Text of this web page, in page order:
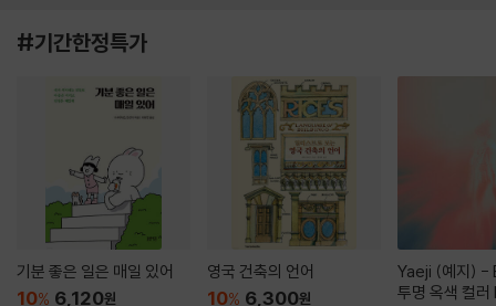
#기간한정특가
기분 좋은 일은 매일 있어
10% 6,120원
영국 건축의 언어
10% 6,300원
Yaeji (예지) -
투명 옥색 컬